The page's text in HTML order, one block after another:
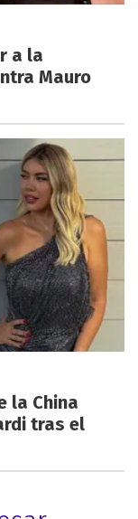
a la
Mauro
la China
tras el